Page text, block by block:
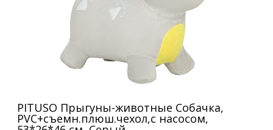
PITUSO Прыгуны-животные Собачка,
PVC+съемн.плюш.чехол,с насосом,